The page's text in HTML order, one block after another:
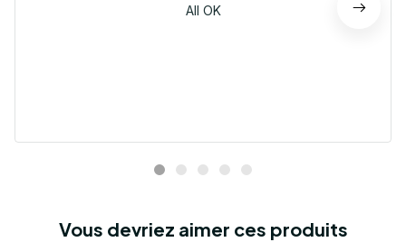
All OK
Vous devriez aimer ces produits